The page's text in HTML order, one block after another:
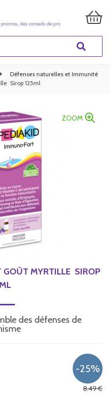
Défenses naturelles et Immunité
 Sirop 125ml
ZOOM
MYRTILLE  SIROP
des défenses de
8.49€